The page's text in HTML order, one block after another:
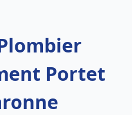
Portet